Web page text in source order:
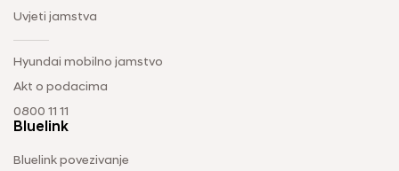
Uvjeti jamstva
Hyundai mobilno jamstvo
Akt o podacima
0800 11 11
Bluelink
Bluelink povezivanje